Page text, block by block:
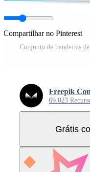
Compartilhar no Pinterest
Conjunto de bandeiras
Freepik
69.023
Grátis